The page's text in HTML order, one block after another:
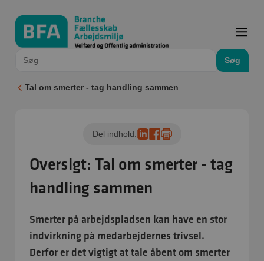
Søg
Tal om smerter - tag handling sammen
Oversigt: Tal om smerter - tag
handling sammen
Del indhold:
Smerter på arbejdspladsen kan have en stor
indvirkning på medarbejdernes trivsel.
Derfor er det vigtigt at tale åbent om smerter